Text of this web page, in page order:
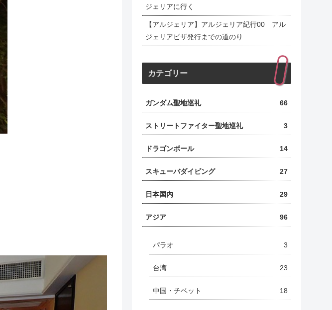
ジェリアに行く
【アルジェリア】アルジェリア紀行00 アル
ジェリアビザ発行までの道のり
カテゴリー
ガンダム聖地巡礼 66
ストリートファイター聖地巡礼 3
ドラゴンボール 14
スキューバダイビング 27
日本国内 29
アジア 96
パラオ 3
台湾 23
中国・チベット 18